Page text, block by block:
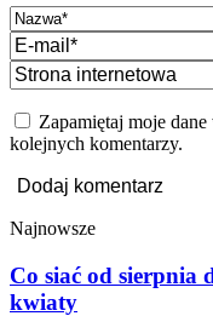
Zapamiętaj moje
kolejnych komentarzy.
Najnowsze
Co siać od sierpnia
kwiaty